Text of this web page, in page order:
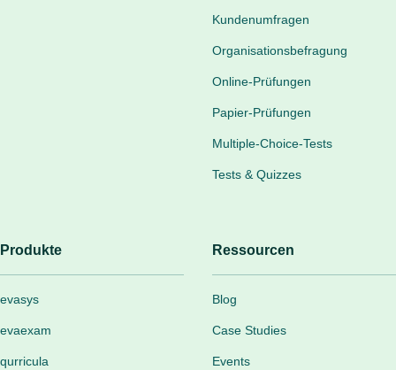
Kundenumfragen
Organisationsbefragung
Online-Prüfungen
Papier-Prüfungen
Multiple-Choice-Tests
Tests & Quizzes
Produkte
evasys
evaexam
qurricula
Ressourcen
Blog
Case Studies
Events